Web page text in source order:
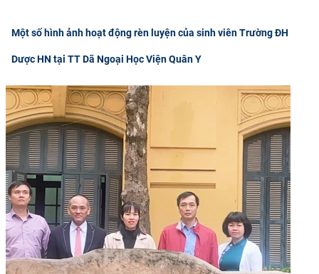
Một số hình ảnh hoạt động rèn luyện của sinh viên Trường ĐH
Dược HN tại TT Dã Ngoại Học Viện Quân Y